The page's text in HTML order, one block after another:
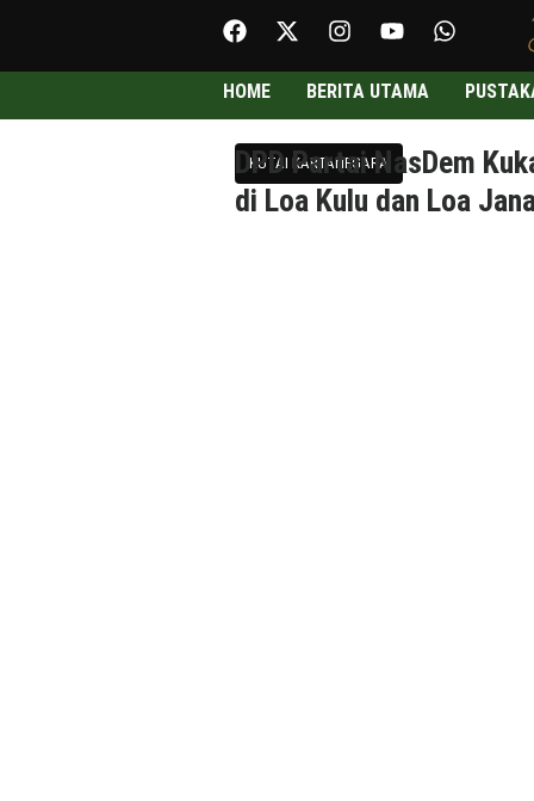
HOME BERITA UTAMA
KUTAI KARTANEGARA
DPD Partai NasDem
di Loa Kulu dan Loa